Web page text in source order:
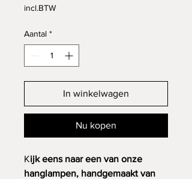
incl.BTW
Aantal *
In winkelwagen
Nu kopen
Kijk eens naar een van onze
hanglampen, handgemaakt van